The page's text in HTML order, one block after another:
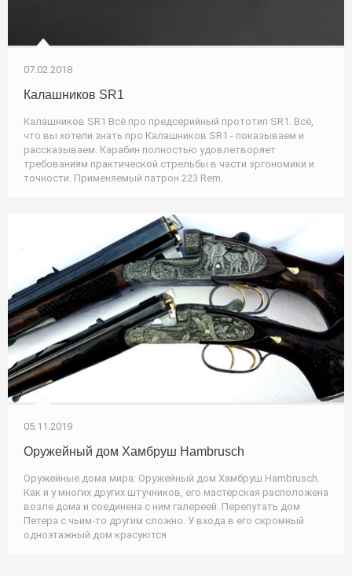
07.02.2018
Калашников SR1
Калашников SR1 Всё про предсерийный прототип SR1. Всё,
что вы хотели знать про Калашников SR1 - показываем и
рассказываем. Карабин полностью удовлетворяет
требованиям практической стрельбы в части эргономики и
точности. Применяемый патрон 223 Rem.
05.11.2019
Оружейный дом Хамбруш Hambrusch
Оружейные дома мира: Оружейный дом Хамбруш Hambrusch.
Как и у многих других штучников, его мастерская расположена
возле дома и соединена с ним галереей. Перепутать дом
Петера с чьим-то другим сложно. У входа в его скромный
одноэтажный дом красуются